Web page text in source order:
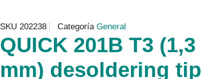
SKU 202238 Categoría General
QUICK 201B T3 (1,3
mm) desoldering tip